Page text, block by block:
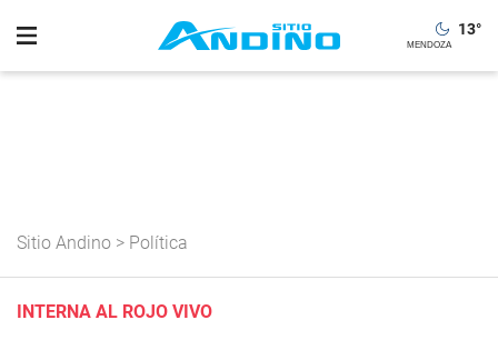
13°
Sitio Andino > Política
INTERNA AL ROJO VIVO